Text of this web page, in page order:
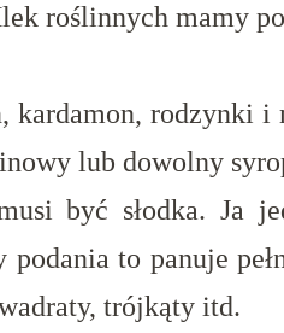
roślinnych mamy
rodzynki i
lub dowolny
być słodka. Ja
to panuje
trójkąty itd.